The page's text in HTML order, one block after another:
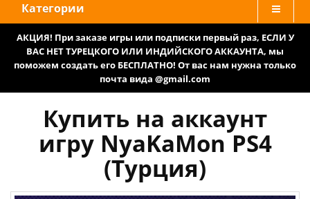
Категории
АКЦИЯ! При заказе игры или подписки первый раз, ЕСЛИ У
ВАС НЕТ ТУРЕЦКОГО ИЛИ ИНДИЙСКОГО АККАУНТА, мы
поможем создать его БЕСПЛАТНО! От вас нам нужна только
почта вида @gmail.com
Купить на аккаунт
игру NyaKaMon PS4
(Турция)